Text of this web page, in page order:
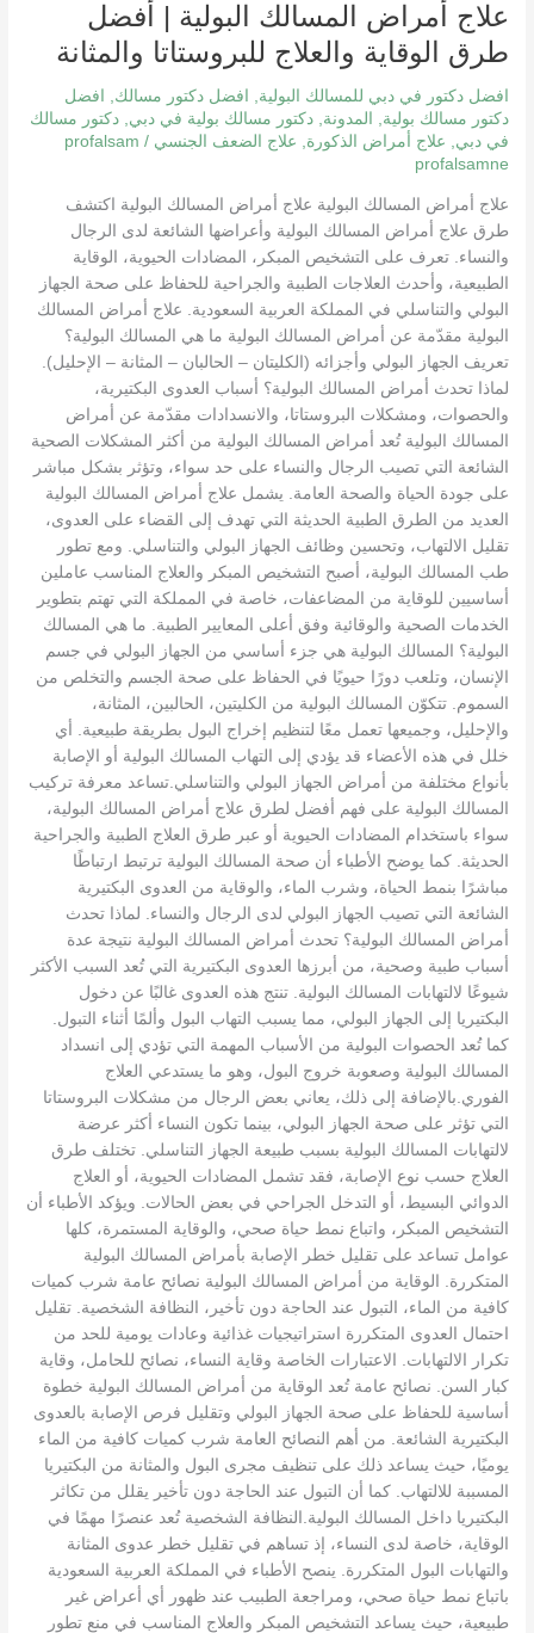
علاج أمراض المسالك البولية | أفضل
طرق الوقاية والعلاج للبروستاتا والمثانة
افضل دكتور في دبي للمسالك البولية, افضل دكتور مسالك,
افضل
دكتور مسالك بولية, المدونة,دكتور مسالك بولية في دبي,دكتور مسالك
في دبي, علاج أمراض الذكورة, علاج الضعف الجنسي /
profalsam
profalsamne
علاج أمراض المسالك البولية علاج أمراض المسالك البولية اكتشف
طرق علاج أمراض المسالك البولية وأعراضها الشائعة لدى الرجال
والنساء. تعرف على التشخيص المبكر، المضادات الحيوية، الوقاية
الطبيعية، وأحدث العلاجات الطبية والجراحية للحفاظ على صحة الجهاز
البولي والتناسلي في المملكة العربية السعودية. علاج أمراض المسالك
البولية مقدّمة عن أمراض المسالك البولية ما هي المسالك البولية؟
تعريف الجهاز البولي وأجزائه (الكليتان – الحالبان – المثانة – الإحليل).
لماذا تحدث أمراض المسالك البولية؟ أسباب العدوى البكتيرية،
والحصوات، ومشكلات البروستاتا، والانسدادات مقدّمة عن أمراض
المسالك البولية تُعد أمراض المسالك البولية من أكثر المشكلات الصحية
الشائعة التي تصيب الرجال والنساء على حد سواء، وتؤثر بشكل مباشر
على جودة الحياة والصحة العامة. يشمل علاج أمراض المسالك البولية
العديد من الطرق الطبية الحديثة التي تهدف إلى القضاء على العدوى،
تقليل الالتهاب، وتحسين وظائف الجهاز البولي والتناسلي. ومع تطور
طب المسالك البولية، أصبح التشخيص المبكر والعلاج المناسب عاملين
أساسيين للوقاية من المضاعفات، خاصة في المملكة التي تهتم بتطوير
الخدمات الصحية والوقائية وفق أعلى المعايير الطبية. ما هي المسالك
البولية؟ المسالك البولية هي جزء أساسي من الجهاز البولي في جسم
الإنسان، وتلعب دورًا حيويًا في الحفاظ على صحة الجسم والتخلص من
السموم. تتكوّن المسالك البولية من الكليتين، الحالبين، المثانة،
والإحليل، وجميعها تعمل معًا لتنظيم إخراج البول بطريقة طبيعية. أي
خلل في هذه الأعضاء قد يؤدي إلى التهاب المسالك البولية أو الإصابة
بأنواع مختلفة من أمراض الجهاز البولي والتناسلي.تساعد معرفة تركيب
المسالك البولية على فهم أفضل لطرق علاج أمراض المسالك البولية،
سواء باستخدام المضادات الحيوية أو عبر طرق العلاج الطبية والجراحية
الحديثة. كما يوضح الأطباء أن صحة المسالك البولية ترتبط ارتباطًا
مباشرًا بنمط الحياة، وشرب الماء، والوقاية من العدوى البكتيرية
الشائعة التي تصيب الجهاز البولي لدى الرجال والنساء. لماذا تحدث
أمراض المسالك البولية؟ تحدث أمراض المسالك البولية نتيجة عدة
أسباب طبية وصحية، من أبرزها العدوى البكتيرية التي تُعد السبب الأكثر
شيوعًا لالتهابات المسالك البولية. تنتج هذه العدوى غالبًا عن دخول
البكتيريا إلى الجهاز البولي، مما يسبب التهاب البول وألمًا أثناء التبول.
كما تُعد الحصوات البولية من الأسباب المهمة التي تؤدي إلى انسداد
المسالك البولية وصعوبة خروج البول، وهو ما يستدعي العلاج
الفوري.بالإضافة إلى ذلك، يعاني بعض الرجال من مشكلات البروستاتا
التي تؤثر على صحة الجهاز البولي، بينما تكون النساء أكثر عرضة
لالتهابات المسالك البولية بسبب طبيعة الجهاز التناسلي. تختلف طرق
العلاج حسب نوع الإصابة، فقد تشمل المضادات الحيوية، أو العلاج
الدوائي البسيط، أو التدخل الجراحي في بعض الحالات. ويؤكد الأطباء أن
التشخيص المبكر، واتباع نمط حياة صحي، والوقاية المستمرة، كلها
عوامل تساعد على تقليل خطر الإصابة بأمراض المسالك البولية
المتكررة. الوقاية من أمراض المسالك البولية نصائح عامة شرب كميات
كافية من الماء، التبول عند الحاجة دون تأخير، النظافة الشخصية. تقليل
احتمال العدوى المتكررة استراتيجيات غذائية وعادات يومية للحد من
تكرار الالتهابات. الاعتبارات الخاصة وقاية النساء، نصائح للحامل، وقاية
كبار السن. نصائح عامة تُعد الوقاية من أمراض المسالك البولية خطوة
أساسية للحفاظ على صحة الجهاز البولي وتقليل فرص الإصابة بالعدوى
البكتيرية الشائعة. من أهم النصائح العامة شرب كميات كافية من الماء
يوميًا، حيث يساعد ذلك على تنظيف مجرى البول والمثانة من البكتيريا
المسببة للالتهاب. كما أن التبول عند الحاجة دون تأخير يقلل من تكاثر
البكتيريا داخل المسالك البولية.النظافة الشخصية تُعد عنصرًا مهمًا في
الوقاية، خاصة لدى النساء، إذ تساهم في تقليل خطر عدوى المثانة
والتهابات البول المتكررة. ينصح الأطباء في المملكة العربية السعودية
باتباع نمط حياة صحي، ومراجعة الطبيب عند ظهور أي أعراض غير
طبيعية، حيث يساعد التشخيص المبكر والعلاج المناسب في منع تطور
المسالك
البولية
|
أفضل
طرق
الوقاية
والعلاج
للبروستاتا
والمثانة